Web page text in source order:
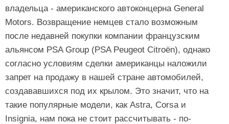
владельца - американского автоконцерна General
Motors. Возвращение немцев стало возможным
после недавней покупки компании французским
альянсом PSA Group (PSA Peugeot Citroën), однако
согласно условиям сделки американцы наложили
запрет на продажу в нашей стране автомобилей,
создававшихся под их крылом. Это значит, что на
такие популярные модели, как Astra, Corsa и
Insignia, нам пока не стоит рассчитывать - по-